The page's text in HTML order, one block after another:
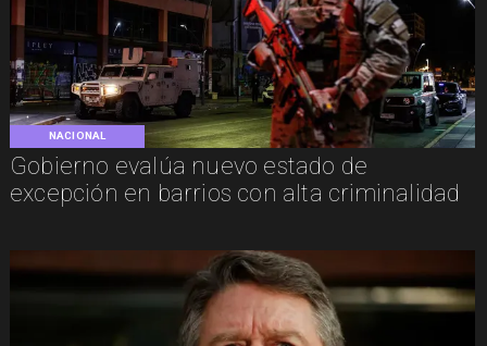
NACIONAL
Gobierno evalúa nuevo estado de
excepción en barrios con alta criminalidad